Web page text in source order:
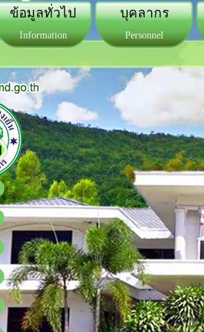
ข้อมูลทั่วไป
Information
บุคลากร
Personnel